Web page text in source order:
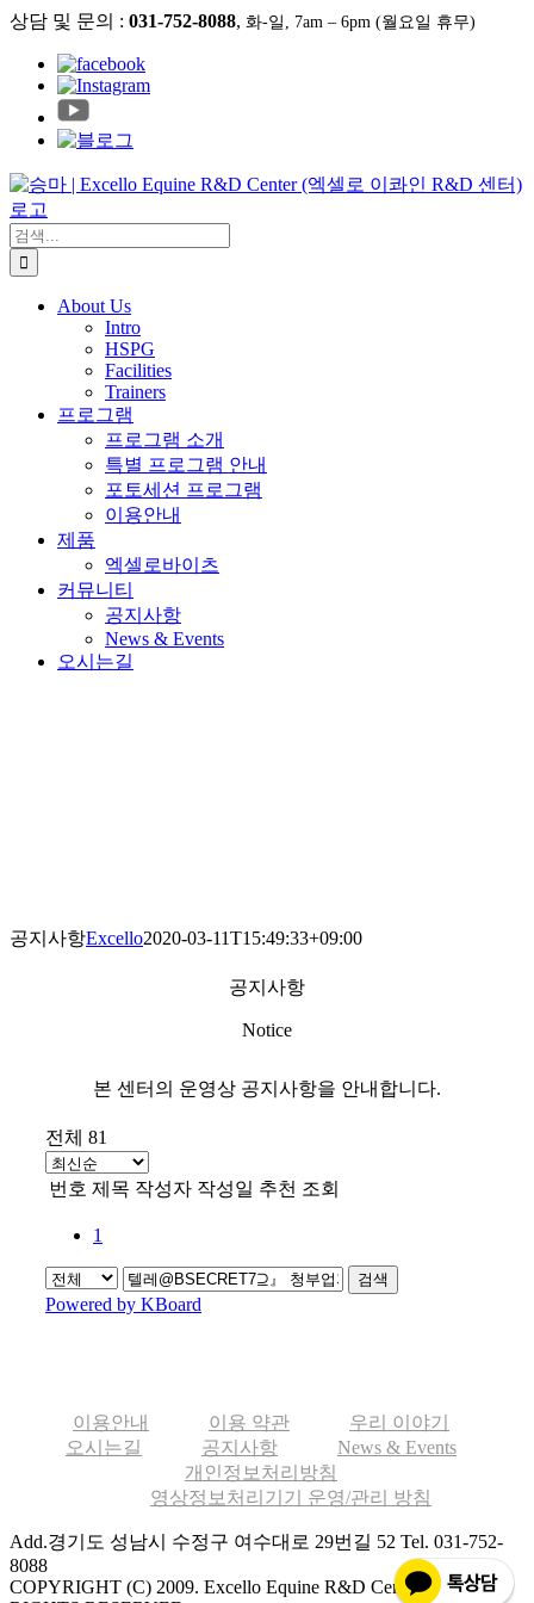
콘
뛰
기
상담 및 문의 : 031-752-8088, 화-일, 7am – 6pm (월요일 휴무)
검
색:
About Us
Intro
HSPG
Facilities
Trainers
프로그램
프로그램 소개
특별 프로그램 안내
포토세션 프로그램
이용안내
제품
엑셀로바이츠
커뮤니티
공지사항
News & Events
오시는길
공지사항Excello2020-03-11T15:49:33+09:00
공지사항
Notice
본 센터의 운영상 공지사항을 안내합니다.
전체 81
번호 제목 작성자 작성일 추천 조회
1
검색
Powered by KBoard
이용안내 이용 약관
우리 이야기
오시는길
공지사항
News & Events
개인정보처리방침
영상정보처리기기 운영/관리 방침
Add.경기도 성남시 수정구 여수대로 29번길 52 Tel. 031-752-
8088
COPYRIGHT (C) 2009. Excello Equine R&D Center ALL